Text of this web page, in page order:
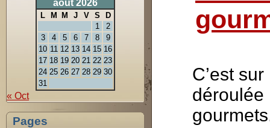
août 2026
L M M J V S
D
1
2
3
4 5 6 7 8
9
10 11 12 13 14 15 16
17 18 19 20 21 22 23
24 25 26 27 28 29 30
31
« Oct
Pages
C’est
déroulée